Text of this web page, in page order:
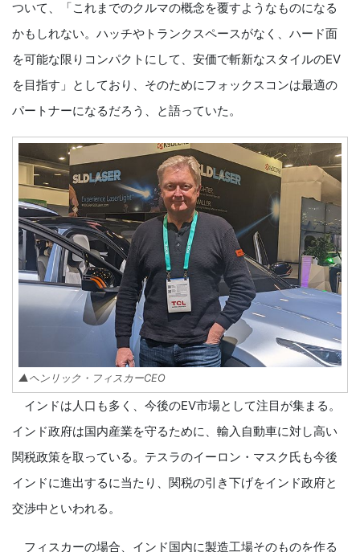
ついて、「これまでのクルマの概念を覆すようなものになる
かもしれない。ハッチやトランクスペースがなく、ハード面
を可能な限りコンパクトにして、安価で斬新なスタイルのEV
を目指す」としており、そのためにフォックスコンは最適の
パートナーになるだろう、と語っていた。
▲ヘンリック・フィスカーCEO
インドは人口も多く、今後のEV市場として注目が集まる。
インド政府は国内産業を守るために、輸入自動車に対し高い
関税政策を取っている。テスラのイーロン・マスク氏も今後
インドに進出するに当たり、関税の引き下げをインド政府と
交渉中といわれる。
フィスカーの場合、インド国内に製造工場そのものを作る